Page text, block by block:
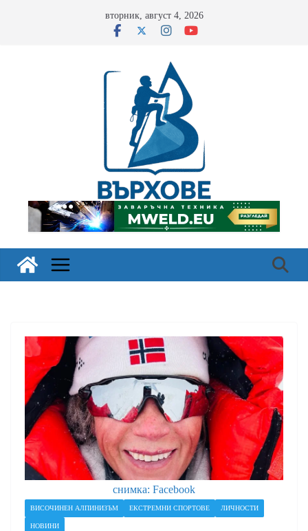
вторник, август 4, 2026
снимка: Facebook
ВИСОЧИНЕН АЛПИНИЗЪМ ЕКСТРЕМНИ СПОРТОВЕ ЛИЧНОСТИ
НОВИНИ